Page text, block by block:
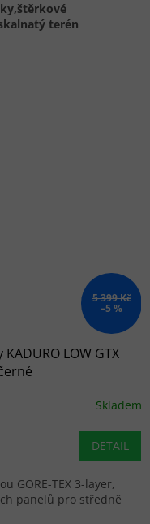
terén
5 399 Kč
–5 %
LOW GTX
Skladem
DETAIL
GORE-TEX 3-layer,
panelů pro středně